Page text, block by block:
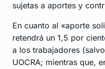
sujetas a aportes y
En cuanto al «aporte
retendrá un 1,5 por
a los trabajadores
UOCRA; mientras que,